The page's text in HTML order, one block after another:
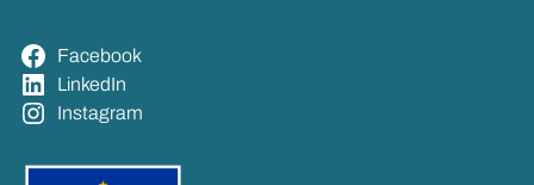
Face­book
Lin­ke­dIn
Ins­ta­gram